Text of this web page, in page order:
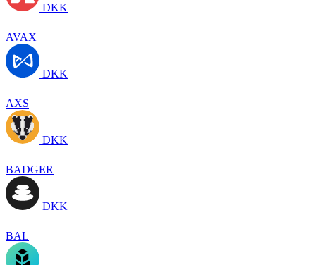
DKK
AVAX
DKK
AXS
DKK
BADGER
DKK
BAL